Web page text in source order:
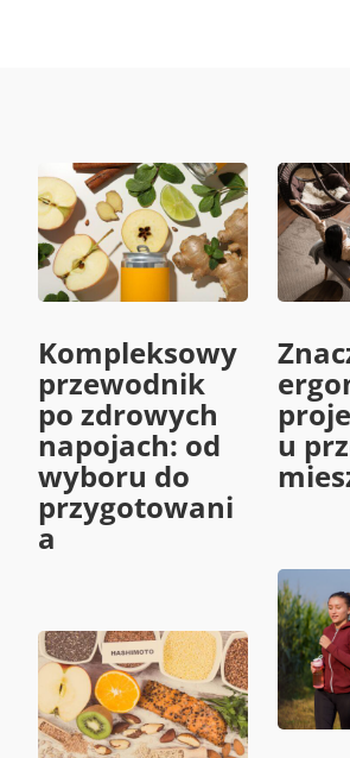
Kompleksowy
przewodnik
po zdrowych
napojach: od
wyboru do
przygotowani
a
u